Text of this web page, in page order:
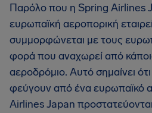
Παρόλο που η Spring Airlines
ευρωπαϊκή αεροπορική
συμμορφώνεται με τους
φορά που αναχωρεί από
αεροδρόμιο. Αυτό σημαίνει
φεύγουν από ένα ευρωπαϊκό
Airlines Japan